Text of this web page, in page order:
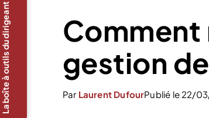
Comment
gestion
Par Laurent DufourPublié le 22/
La boîte à outils du dirigeant